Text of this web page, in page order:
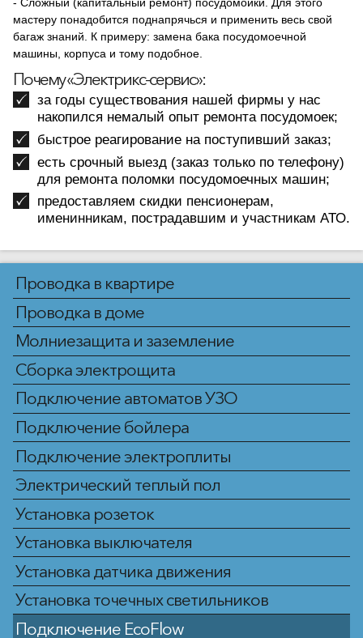
Проводка в квартире
Проводка в доме
Молниезащита и заземление
Сборка электрощита
Подключение автоматов УЗО
Подключение бойлера
Подключение электроплиты
Электрический теплый пол
Установка розеток
Установка выключателя
Установка датчика движения
Установка точечных светильников
Подключение EcoFlow
мастеру понадобится поднапрячься и применить весь свой
багаж знаний. К примеру: замена бака посудомоечной
машины, корпуса и тому подобное.
Почему «Электрикс-сервис»:
за годы существования нашей фирмы у нас
накопился немалый опыт ремонта посудомоек;
быстрое реагирование на поступивший заказ;
есть срочный выезд (заказ только по телефону)
для ремонта поломки посудомоечных машин;
предоставляем скидки пенсионерам,
именинникам, пострадавшим и участникам АТО.